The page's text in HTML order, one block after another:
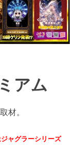
アム
材。
ャグラーシリーズ